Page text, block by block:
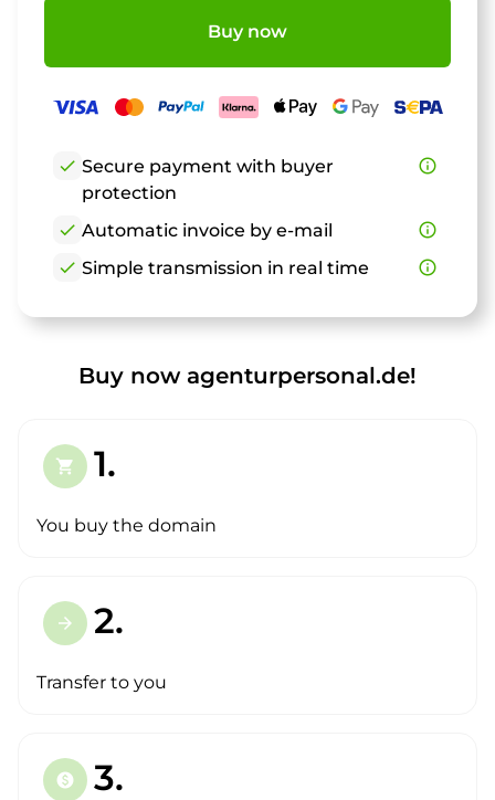
Buy now
check Secure payment with buyer
protection
info_outline
check Automatic invoice by e-mail
info_outline
check Simple transmission in real time info_outline
Buy now agenturpersonal.de!
shopping_cart 1.
You buy the domain
arrow_forward 2.
Transfer to you
paid 3.